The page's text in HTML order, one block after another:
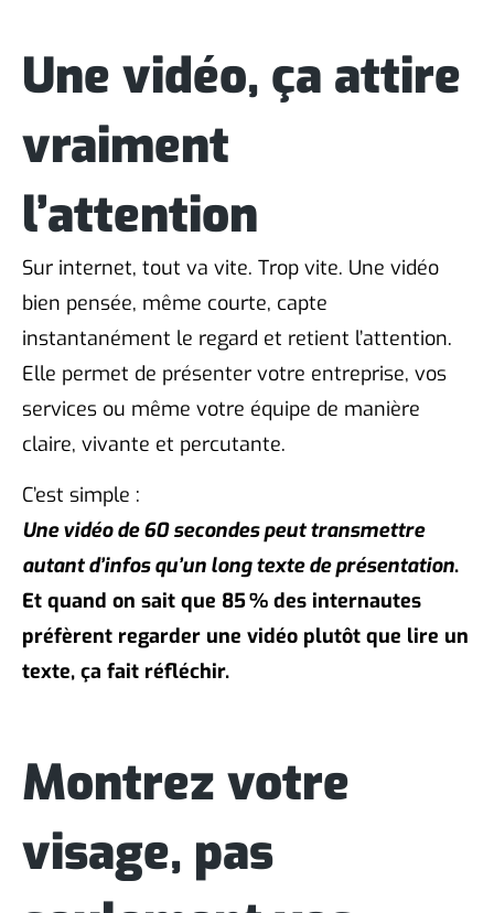
Une vidéo, ça attire
vraiment
l’attention
Sur internet, tout va vite. Trop vite. Une vidéo
bien pensée, même courte, capte
instantanément le regard et retient l’attention.
Elle permet de présenter votre entreprise, vos
services ou même votre équipe de manière
claire, vivante et percutante.
C’est simple :
Une vidéo de 60 secondes peut transmettre
autant d’infos qu’un long texte de présentation.
Et quand on sait que 85 % des internautes
préfèrent regarder une vidéo plutôt que lire un
texte, ça fait réfléchir.
Montrez votre
visage, pas